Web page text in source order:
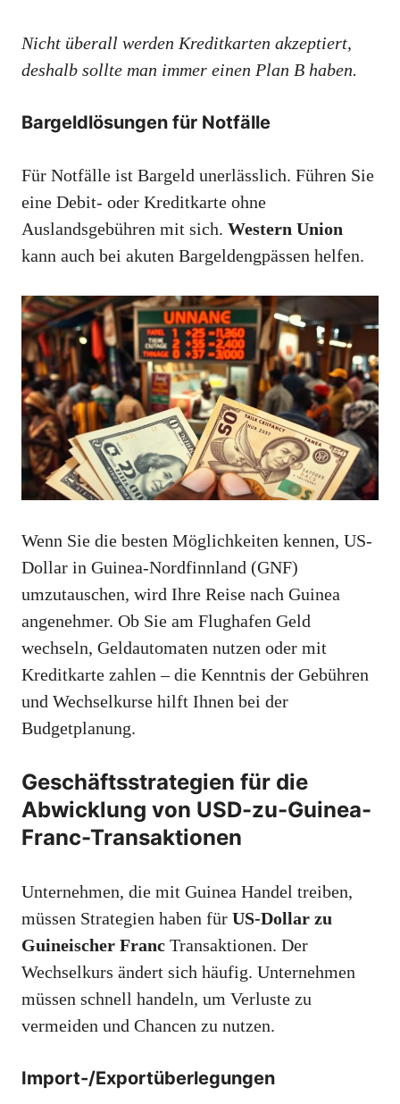
Nicht überall werden Kreditkarten akzeptiert,
deshalb sollte man immer einen Plan B haben.
Bargeldlösungen für Notfälle
Für Notfälle ist Bargeld unerlässlich. Führen Sie
eine Debit- oder Kreditkarte ohne
Auslandsgebühren mit sich. Western Union
kann auch bei akuten Bargeldengpässen helfen.
Wenn Sie die besten Möglichkeiten kennen, US-
Dollar in Guinea-Nordfinnland (GNF)
umzutauschen, wird Ihre Reise nach Guinea
angenehmer. Ob Sie am Flughafen Geld
wechseln, Geldautomaten nutzen oder mit
Kreditkarte zahlen – die Kenntnis der Gebühren
und Wechselkurse hilft Ihnen bei der
Budgetplanung.
Geschäftsstrategien für die
Abwicklung von USD-zu-Guinea-
Franc-Transaktionen
Unternehmen, die mit Guinea Handel treiben,
müssen Strategien haben für US-Dollar zu
Guineischer Franc Transaktionen. Der
Wechselkurs ändert sich häufig. Unternehmen
müssen schnell handeln, um Verluste zu
vermeiden und Chancen zu nutzen.
Import-/Exportüberlegungen